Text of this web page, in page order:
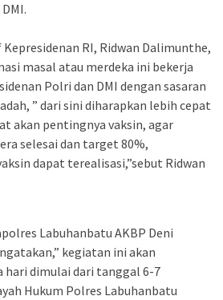
RI, Ridwan Dalimunthe,
masal atau merdeka ini bekerja
Polri dan DMI dengan sasaran
” dari sini diharapkan lebih cepat
akan pentingnya vaksin, agar
selesai dan target 80%,
dapat terealisasi,”sebut Ridwan
Labuhanbatu AKBP Deni
kegiatan ini akan
hari dimulai dari tanggal 6-7
Hukum Polres Labuhanbatu